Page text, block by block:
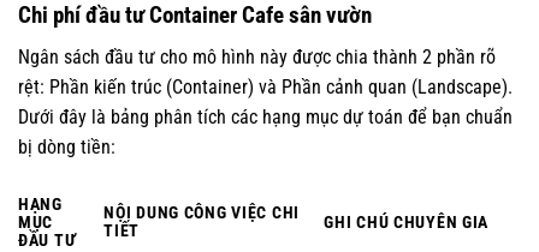
Chi phí đầu tư Container Cafe sân vườn
Ngân sách đầu tư cho mô hình này được chia thành 2 phần rõ
rệt: Phần kiến trúc (Container) và Phần cảnh quan (Landscape).
Dưới đây là bảng phân tích các hạng mục dự toán để bạn chuẩn
bị dòng tiền:
HẠNG
MỤC
ĐẦU TƯ
NỘI DUNG CÔNG VIỆC CHI
TIẾT
GHI CHÚ CHUYÊN GIA